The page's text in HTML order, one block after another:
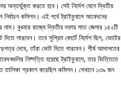
অন্তর্ভুক্ত করতে হবে। সেই নির্দেশ মেনে দ্বিতীয়
কমিশন। এই পর্বে ট্রাইবুনালে আবেদনের
বুধবার রাজ্যে দ্বিতীয় দফায় সাত জেলার ১৪২টি
পারবেন। তবে সুপ্রিম কোর্টে নির্দেশ ছিল, ভোটের
দেবে, তাঁরা ভোট দিতে পারবেন। শীর্ষ আদালতের
নিষ্পত্তি হয়েছে ট্রাইবুনালে, তার ভিত্তিতে
প্রকাশ করেছিল কমিশন। সেখানে ১৩৯ জন